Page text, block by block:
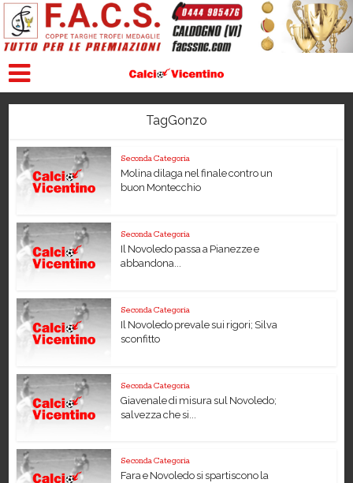
TagGonzo
Seconda Categoria
Molina dilaga nel finale contro un
buon Montecchio
Seconda Categoria
Il Novoledo passa a Pianezze e
abbandona...
Seconda Categoria
Il Novoledo prevale sui rigori; Silva
sconfitto
Seconda Categoria
Giavenale di misura sul Novoledo;
salvezza che si...
Seconda Categoria
Fara e Novoledo si spartiscono la